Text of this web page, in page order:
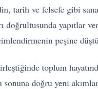
tarih ve felsefe gibi
yapıtlar
peşine
toplum
doğru yeni